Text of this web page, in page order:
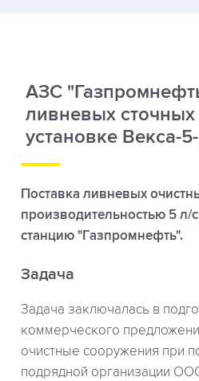
АЗС
ливневых
установке Векса-
Поставка ливневых
производительностью 5 л/
станцию "Газпромнефть".
Задача
Задача заключалась в
коммерческого
очистные сооружения при
подрядной организации